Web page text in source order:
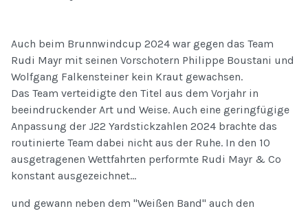
Auch beim Brunnwindcup 2024 war gegen das Team
Rudi Mayr mit seinen Vorschotern Philippe Boustani und
Wolfgang Falkensteiner kein Kraut gewachsen.
Das Team verteidigte den Titel aus dem Vorjahr in
beeindruckender Art und Weise. Auch eine geringfügige
Anpassung der J22 Yardstickzahlen 2024 brachte das
routinierte Team dabei nicht aus der Ruhe. In den 10
ausgetragenen Wettfahrten performte Rudi Mayr & Co
konstant ausgezeichnet...
und gewann neben dem "Weißen Band" auch den